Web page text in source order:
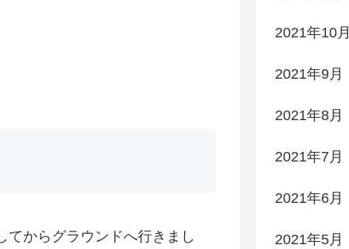
てからグラウンドへ行きまし
2021年10月
2021年9月
2021年8月
2021年7月
2021年6月
2021年5月